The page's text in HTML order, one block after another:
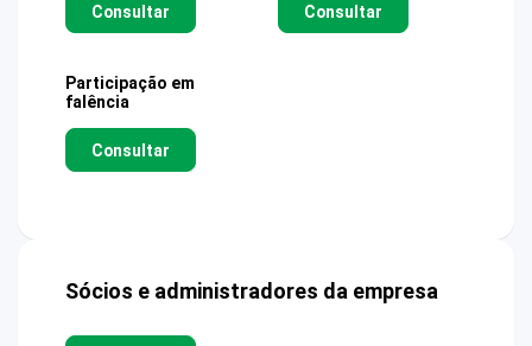
Consultar Consultar
Participação em
falência
Consultar
Sócios e administradores da empresa